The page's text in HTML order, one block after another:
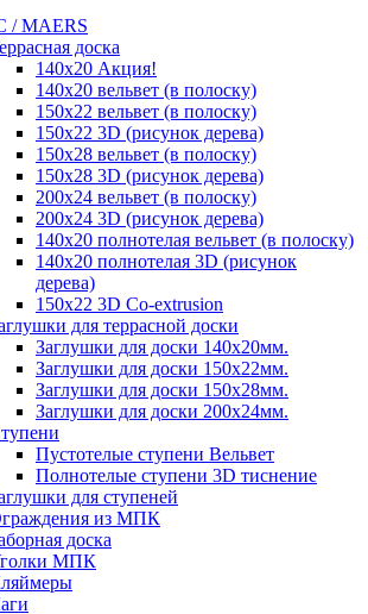
/ MAERS
доска
140x20 Акция!
140x20 вельвет (в полоску)
150x22 вельвет (в полоску)
150x22 3D (рисунок дерева)
150x28 вельвет (в полоску)
150x28 3D (рисунок дерева)
200x24 вельвет (в полоску)
200x24 3D (рисунок дерева)
140x20 полнотелая вельвет (в полоску)
140x20 полнотелая 3D (рисунок
дерева)
150x22 3D Сo-extrusion
для террасной доски
Заглушки для доски 140x20мм.
Заглушки для доски 150x22мм.
Заглушки для доски 150x28мм.
Заглушки для доски 200x24мм.
Пустотелые ступени Вельвет
Полнотелые ступени 3D тиснение
для ступеней
из МПК
доска
МПК